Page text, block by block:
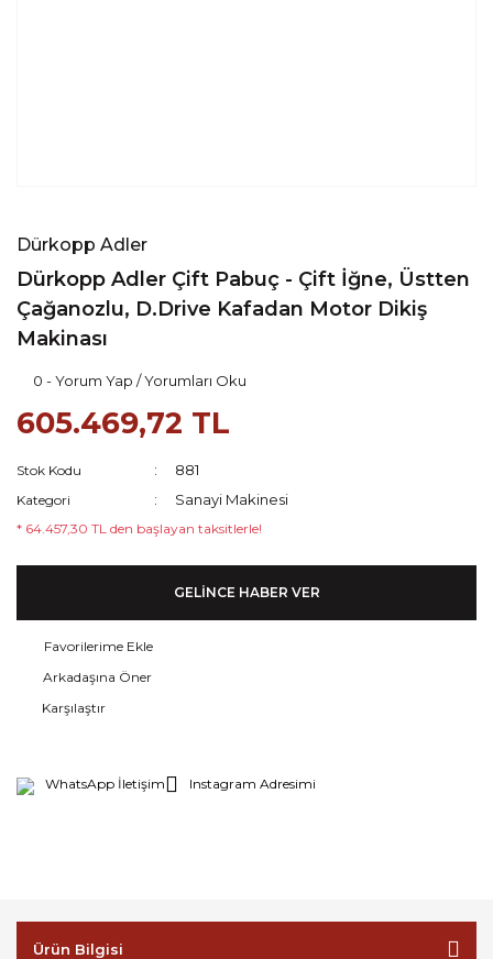
Dürkopp Adler
Dürkopp Adler Çift Pabuç - Çift İğne, Üstten
Çağanozlu, D.Drive Kafadan Motor Dikiş
Makinası
0 - Yorum Yap / Yorumları Oku
605.469,72 TL
Stok Kodu 881
Kategori Sanayi Makinesi
* 64.457,30 TL den başlayan taksitlerle!
GELİNCE HABER VER
Arkadaşına Öner
Karşılaştır
WhatsApp İletişim Instagram Adresimi
Ürün Bilgisi